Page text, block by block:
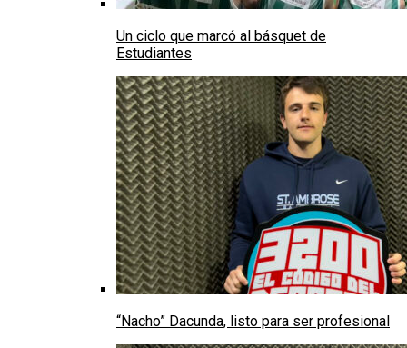
Un ciclo que marcó al básquet de
Estudiantes
“Nacho” Dacunda, listo para ser profesional